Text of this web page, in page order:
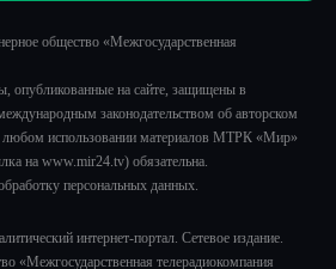
общество «Межгосударственная
опубликованные на сайте, защищены в
законодательством об авторском
использовании материалов МТРК «Мир»
на www.mir24.tv) обязательна.
персональных данных.
интернет-портал. Сетевое издание.
«Межгосударственная телерадиокомпания